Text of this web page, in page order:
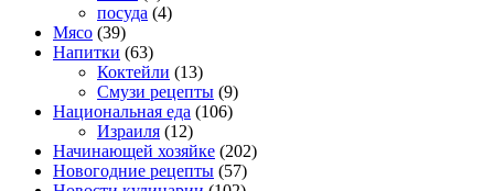
посуда (4)
Мясо (39)
Напитки (63)
Коктейли (13)
Смузи рецепты (9)
Национальная еда (106)
Израиля (12)
Начинающей хозяйке (202)
Новогодние рецепты (57)